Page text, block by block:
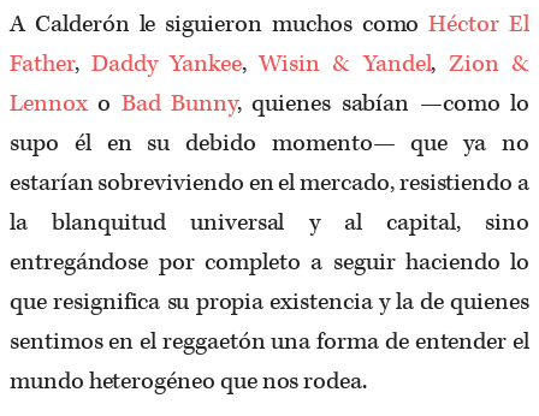
A Calderón le siguieron muchos comoHéctor El
Father,Daddy Yankee,Wisin & Yandel, Zion &
Lennoxo Bad Bunny, quienes sabían —como lo
supo él en su debido momento— que ya no
estarían sobreviviendo en el mercado, resistiendo a
la blanquitud universal y al capital, sino
entregándose por completo a seguir haciendo lo
que resignifica su propia existencia y la de quienes
sentimos en el reggaetón una forma de entender el
mundo heterogéneo que nos rodea.